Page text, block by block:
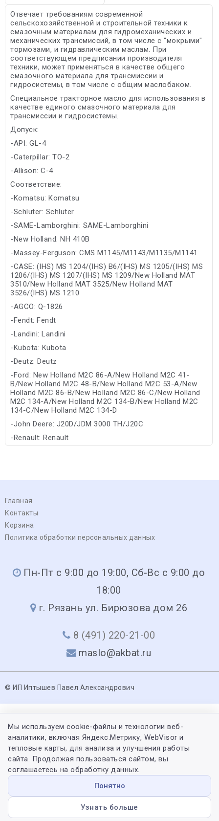
Отвечает требованиям современной
сельскохозяйственной и строительной техники к
смазочным материалам для гидромеханических и
механических трансмиссий, в том числе с "мокрыми"
тормозами, и гидравлическим маслам. При
соответствующем предписании производителя
техники, может применяться в качестве общего
смазочного материала для трансмиссии и
гидросистемы, в том числе с общим маслобаком.
Специальное тракторное масло для использования в
качестве единого смазочного материала для
трансмиссии и гидросистемы.
Допуск:
-API: GL-4
-Caterpillar: TO-2
-Allison: C-4
Соответствие:
-Komatsu: Komatsu
-Schluter: Schluter
-SAME-Lamborghini: SAME-Lamborghini
-New Holland: NH 410B
-Massey-Ferguson: CMS M1145/M1143/M1135/M1141
-CASE: (IHS) MS 1204/(IHS) B6/(IHS) MS 1205/(IHS) MS
1206/(IHS) MS 1207/(IHS) MS 1209/New Holland MAT
3510/New Holland MAT 3525/New Holland MAT
3526/(IHS) MS 1210
-AGCO: Q-1826
-Fendt: Fendt
-Landini: Landini
-Kubota: Kubota
-Deutz: Deutz
-Ford: New Holland M2C 86-A/New Holland M2C 41-
B/New Holland M2C 48-B/New Holland M2C 53-A/New
Holland M2C 86-B/New Holland M2C 86-C/New Holland
M2C 134-A/New Holland M2C 134-B/New Holland M2C
134-C/New Holland M2C 134-D
-John Deere: J20D/JDM 3000 TH/J20C
-Renault: Renault
Главная
Контакты
Корзина
Политика обработки персональных данных
Пн-Пт с 9:00 до 19:00, Сб-Вс с 9:00 до
18:00
г. Рязань ул. Бирюзова дом 26
8 (491) 220-21-00
maslo@akbat.ru
© ИП Иптышев Павел Александрович
Мы используем cookie-файлы и технологии веб-
аналитики, включая Яндекс.Метрику, WebVisor и
тепловые карты, для анализа и улучшения работы
сайта. Продолжая пользоваться сайтом, вы
соглашаетесь на обработку данных.
Понятно
Узнать больше